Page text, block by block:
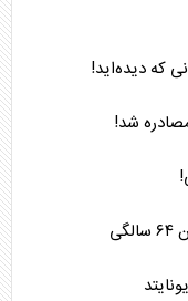
که دیده‌اید!
شد!